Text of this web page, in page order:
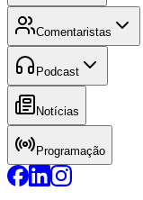
Comentaristas
Podcast
Notícias
Programação